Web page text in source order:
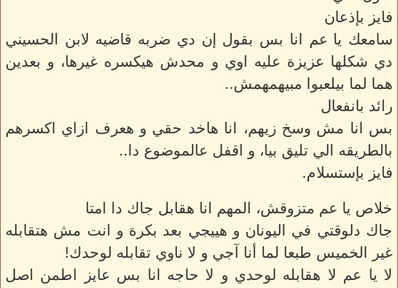
فايز بإذعان
سامعك يا عم انا بس بقول إن دي ضربه قاضيه لابن الحسيني
دي شكلها عزيزة عليه اوي و محدش هيكسره غيرها، و بعدين
هما لما بيلعبوا مبيهمهمش..
رائد بانفعال
بس انا مش وسخ زيهم، انا هاخد حقي و هعرف ازاي اكسرهم
بالطريقه الي تليق بيا، و اقفل عالموضوع دا..
فايز بإستسلام.
خلاص يا عم متزوقش، المهم انا هقابل جاك دا امتا
جاك دلوقتي في اليونان و هييجي بعد بكرة و انت مش هتقابله
غير الخميس طبعا لما أنا آجي و لا ناوي تقابله لوحدك!
لا يا عم لا هقابله لوحدي و لا حاجه انا بس عايز اطمن اصل